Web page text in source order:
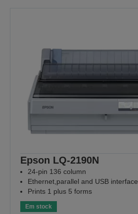
Epson LQ-2190N
24-pin 136 column
Ethernet,parallel and USB interface
Prints 1 plus 5 forms
Em stock